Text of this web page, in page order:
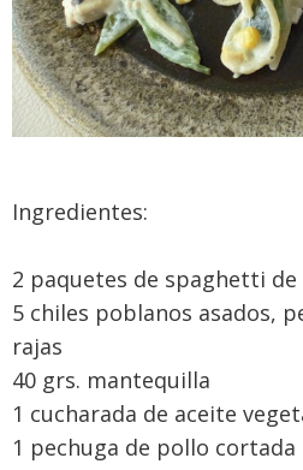
Ingredientes:
2 paquetes de spaghetti de
5 chiles poblanos asados,
rajas
40 grs. mantequilla
1 cucharada de aceite
1 pechuga de pollo